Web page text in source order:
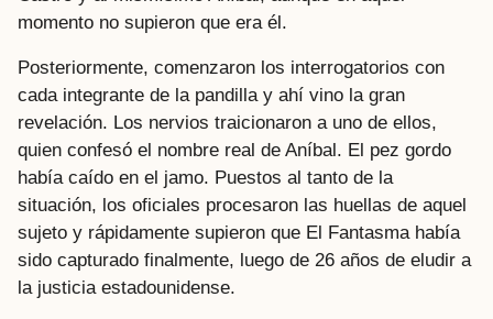
momento no supieron que era él.
Posteriormente, comenzaron los interrogatorios con
cada integrante de la pandilla y ahí vino la gran
revelación. Los nervios traicionaron a uno de ellos,
quien confesó el nombre real de Aníbal. El pez gordo
había caído en el jamo. Puestos al tanto de la
situación, los oficiales procesaron las huellas de aquel
sujeto y rápidamente supieron que El Fantasma había
sido capturado finalmente, luego de 26 años de eludir a
la justicia estadounidense.